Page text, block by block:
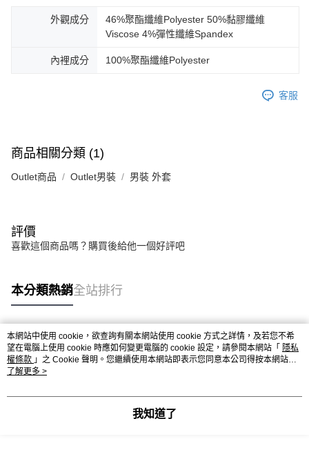
外觀成分
46%聚酯纖維Polyester 50%黏膠纖維
Viscose 4%彈性纖維Spandex
內裡成分 100%聚酯纖維Polyester
客服
商品相關分類 (1)
Outlet商品 Outlet男裝 男裝 外套
評價
喜歡這個商品嗎？購買後給他一個好評吧
本分類熱銷全站排行
熱門標籤
本網站中使用 cookie，欲查詢有關本網站使用 cookie 方式之詳情，及若您不希
望在電腦上使用 cookie 時應如何變更電腦的 cookie 設定，請參閱本網站「 隱私
權條款 」之 Cookie 聲明。您繼續使用本網站即表示您同意本公司得按本網站使
用條款之 Cookie 聲明使用 cookie。
了解更多 >
我知道了